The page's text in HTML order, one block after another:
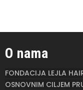
O nama
FONDACIJA LEJLA
OSNOVNIM CILJEM